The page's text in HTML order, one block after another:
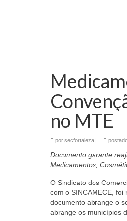
no MTE
por secfortaleza |
Documento garante
Medicamentos,
O Sindicato dos
com o SINCAMECE, foi
documento abrange o
abrange os municípios